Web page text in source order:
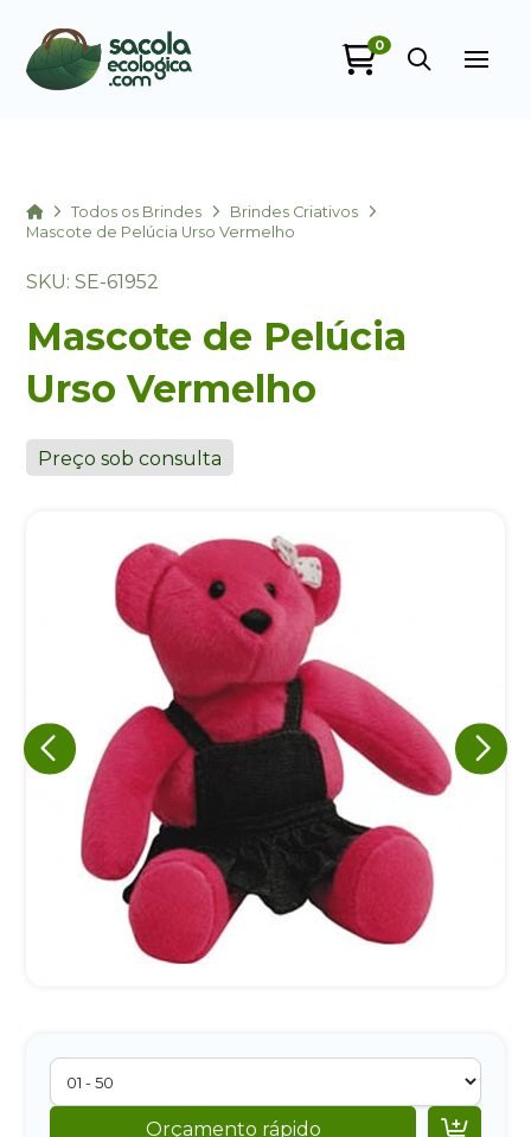
0
HomeTodos os Brindes
Brindes Criativos
Mascote de Pelúcia Urso Vermelho
SKU: SE-61952
Mascote de Pelúcia
Urso Vermelho
Preço sob consulta
Orçamento rápido 
Eu concordo em receber comunicações.
A nossa empresa está comprometida a proteger e respeitar
sua privacidade, utilizaremos seus dados apenas para fins
de marketing. Você pode alterar suas preferências a
qualquer momento.
Iniciar conversa